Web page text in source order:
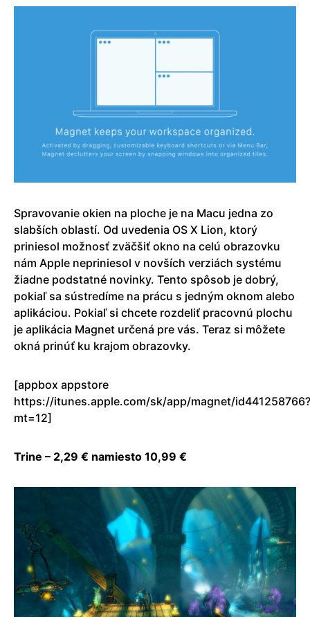
Spravovanie okien na ploche je na Macu jedna zo
slabších oblastí. Od uvedenia OS X Lion, ktorý
priniesol možnosť zväčšiť okno na celú obrazovku
nám Apple nepriniesol v novších verziách systému
žiadne podstatné novinky. Tento spôsob je dobrý,
pokiaľ sa sústredíme na prácu s jedným oknom alebo
aplikáciou. Pokiaľ si chcete rozdeliť pracovnú plochu
je aplikácia Magnet určená pre vás. Teraz si môžete
okná prinúť ku krajom obrazovky.
[appbox appstore
https://itunes.apple.com/sk/app/magnet/id441258766?
mt=12]
Trine – 2,29 € namiesto 10,99 €